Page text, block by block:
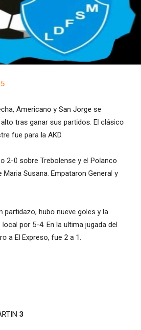
Americano y San Jorge se
tras ganar sus partidos. El clásico
fue para la AKD.
2-0 sobre Trebolense y el Polanco
Susana. Empataron General y
partidazo, hubo nueve goles y la
por 5-4. En la ultima jugada del
a El Expreso, fue 2 a 1.
3